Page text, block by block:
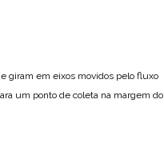
giram em eixos movidos pelo fluxo
um ponto de coleta na margem do